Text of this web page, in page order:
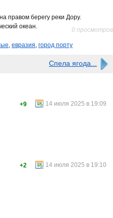
правом берегу реки Дору.
океан.
0 просмотров
, евразия, город порту
Спела ягода...
14 июля 2025 в 19:09
+9
14 июля 2025 в 19:10
+2